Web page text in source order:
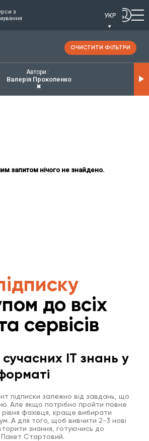
з
УКР
ОЧИСТИТИ ФІЛЬТРИ
Автори
Валерія Прокопенко
✖
запитом нічого не знайдено.
до всіх
сервісів
сучасних IT знань у
підписки залежно від завдань, що
Але якщо потрібно пройти повне
фахівця, краще вибирати
А для того, щоб вивчити 2-3 нові
знання, готуючись до
Пакет Стартовий.